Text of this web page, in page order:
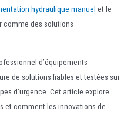
hydraulique manuel et le
comme des solutions
d’équipements
de solutions fiables et testées sur
d’urgence. Cet article explore
et comment les innovations de